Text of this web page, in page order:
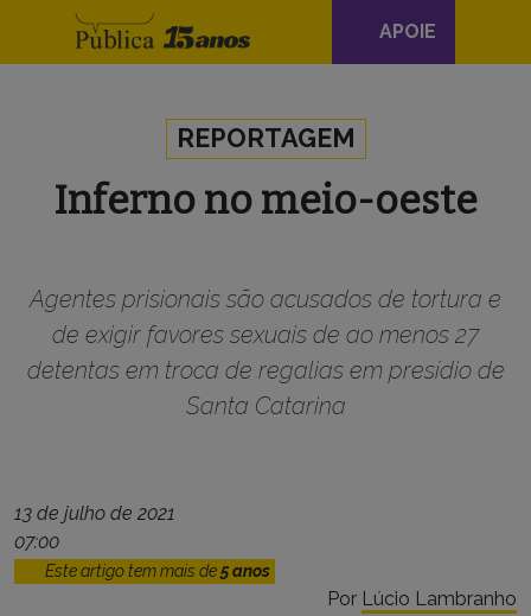
Navegação
principal
APOIE
REPORTAGEM
Inferno no meio-oeste
Agentes prisionais são acusados de tortura e
de exigir favores sexuais de ao menos 27
detentas em troca de regalias em presídio de
Santa Catarina
13 de julho de 2021
07:00
Este artigo tem mais de5 anos
Por Lúcio Lambranho